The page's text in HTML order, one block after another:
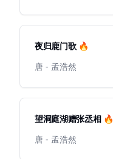
夜归鹿门歌 🔥
唐 - 孟浩然
望洞庭湖赠张丞相 🔥
唐 - 孟浩然